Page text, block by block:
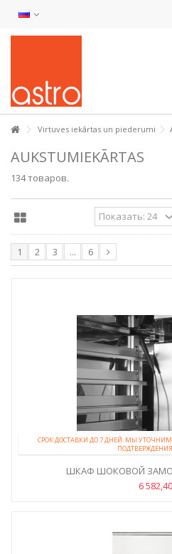
Virtuves iekārtas un piederumi
AUKSTUMIEKĀRTAS
134 товаров.
1 2 3 ... 6
СРОК ДОСТАВКИ ДО 7 ДНЕЙ. МЫ
ШКАФ ШОКОВОЙ
6